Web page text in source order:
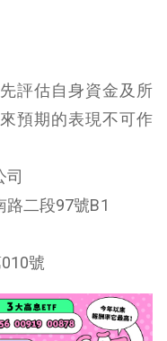
評估自身資金及所
預期的表現不可作
司
二段97號B1
號